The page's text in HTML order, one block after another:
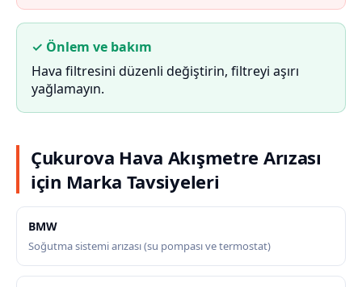
✓ Önlem ve bakım
Hava filtresini düzenli değiştirin, filtreyi aşırı
yağlamayın.
Çukurova Hava Akışmetre Arızası
için Marka Tavsiyeleri
BMW
Soğutma sistemi arızası (su pompası ve termostat)